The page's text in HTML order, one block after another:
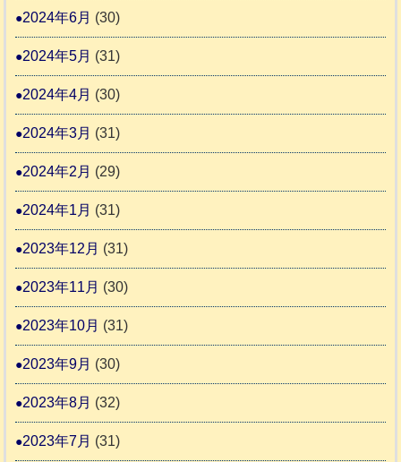
2024年6月 (30)
2024年5月 (31)
2024年4月 (30)
2024年3月 (31)
2024年2月 (29)
2024年1月 (31)
2023年12月 (31)
2023年11月 (30)
2023年10月 (31)
2023年9月 (30)
2023年8月 (32)
2023年7月 (31)